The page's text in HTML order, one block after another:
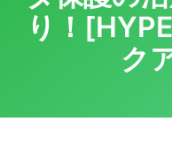
り！
ク